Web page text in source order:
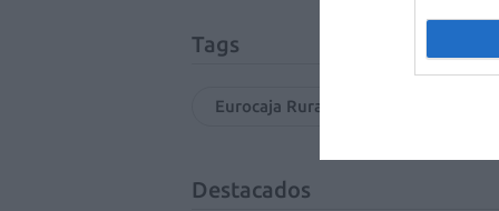
Tags
Eurocaja Rural Colegio
Destacados